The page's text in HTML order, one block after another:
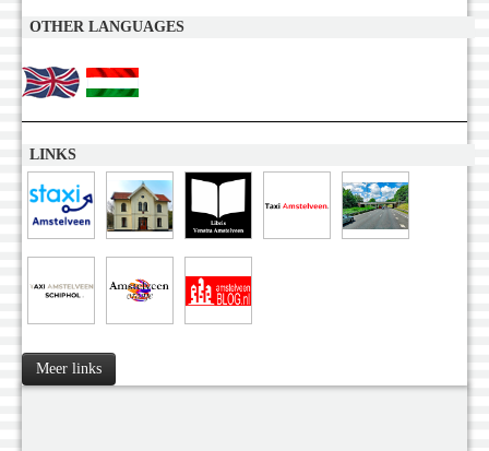
OTHER LANGUAGES
LINKS
Meer links